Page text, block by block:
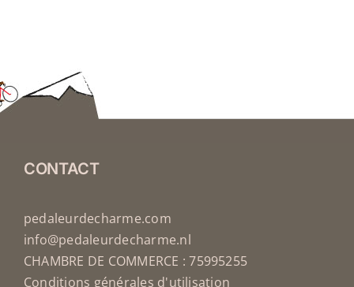
CONTACT
pedaleurdecharme.com
info@pedaleurdecharme.nl
CHAMBRE DE COMMERCE : 75995255
Conditions générales d'utilisation